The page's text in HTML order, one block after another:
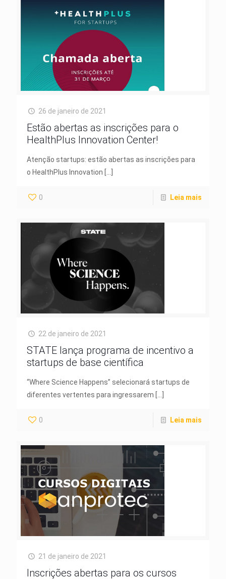
26 de janeiro de 2021
Estão abertas as inscrições para o
HealthPlus Innovation Center!
Atenção startups: estão abertas as inscrições para
o HealthPlus Innovation
0 Leia mais
22 de janeiro de 2021
STATE lança programa de incentivo a
startups de base científica
“Where Science Happens” selecionará startups de
diferentes vertentes para ingressarem
0 Leia mais
21 de janeiro de 2021
Inscrições abertas para os cursos